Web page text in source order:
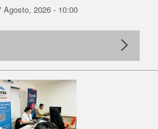
Agosto, 2026 - 10:00